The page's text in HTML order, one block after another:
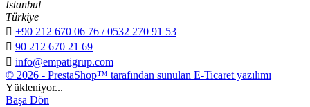
İstanbul
Türkiye
 +90 212 670 06 76 / 0532 270 91 53
 90 212 670 21 69
 info@empatigrup.com
© 2026 - PrestaShop™ tarafından sunulan E-Ticaret yazılımı
Yükleniyor...
Başa Dön